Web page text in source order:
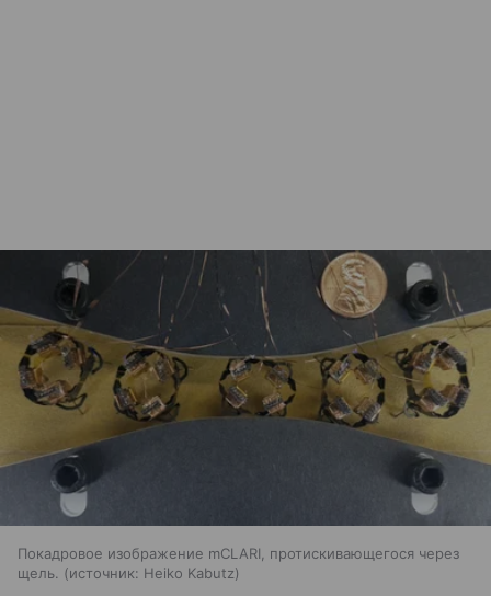
Покадровое изображение mCLARI, протискивающегося через
щель.
источник: Heiko Kabutz